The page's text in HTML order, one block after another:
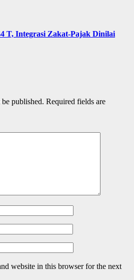
T, Integrasi Zakat-Pajak Dinilai
published. Required fields are
website in this browser for the next